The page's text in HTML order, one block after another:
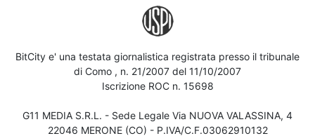
BitCity e' una testata giornalistica registrata presso il tribunale
di Como , n. 21/2007 del 11/10/2007
Iscrizione ROC n. 15698
G11 MEDIA S.R.L. - Sede Legale Via NUOVA VALASSINA, 4
22046 MERONE (CO) - P.IVA/C.F.03062910132